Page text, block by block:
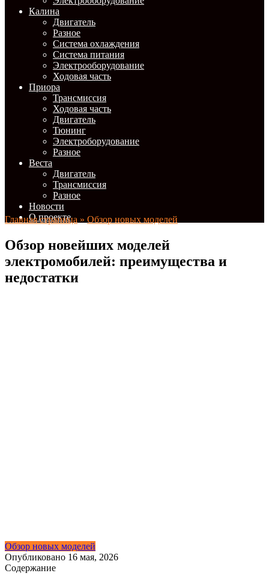
Калина
Двигатель
Разное
Система охлаждения
Система питания
Электрооборудование
Ходовая часть
Приора
Трансмиссия
Ходовая часть
Двигатель
Тюнинг
Электроборудование
Разное
Веста
Двигатель
Трансмиссия
Разное
Новости
О проекте
Главная страница » Обзор новых моделей
Обзор новейших моделей
электромобилей: преимущества и
недостатки
Обзор новых моделей
Опубликовано 16 мая, 2026
Содержание